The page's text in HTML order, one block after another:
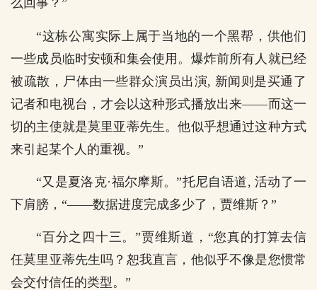
么回事？”
“这栋公寓实际上属于当地的一个黑帮，供他们
一些成员临时安顿和集会使用。爆炸前所有人就已经
被疏散，尸体由一些群众演员出演, 新闻则是买通了
记者和电视台，才会以这种形式播放出来——而这一
切的主使就是莫里亚蒂先生。他似乎想通过这种方式
来引起某个人的重视。”
“又是夏洛克·福尔摩斯。”托尼自语道, 活动了一
下肩膀，“——数据进度完成多少了，贾维斯？”
“百分之四十三。”贾维斯道，“您真的打算去信
任莫里亚蒂先生吗？恕我直言，他似乎不像是您惯常
会交付信任的类型。”